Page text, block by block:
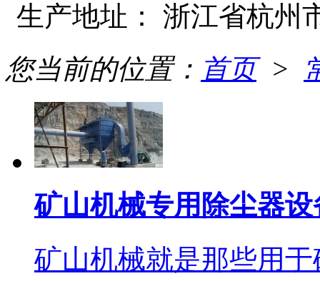
生产地址：
浙江省杭州
您当前的位置： 首页>
矿山机械专用除尘器
矿山机械就是那些用